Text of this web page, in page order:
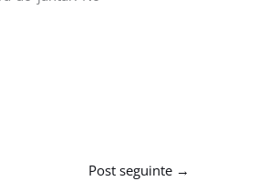
Post seguinte →